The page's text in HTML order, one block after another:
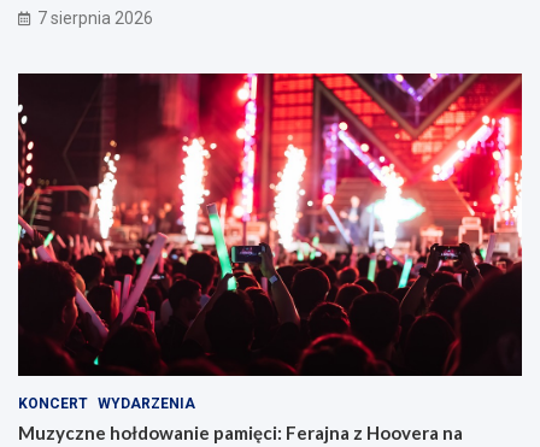
7 sierpnia 2026
KONCERT WYDARZENIA
Muzyczne hołdowanie pamięci: Ferajna z Hoovera na